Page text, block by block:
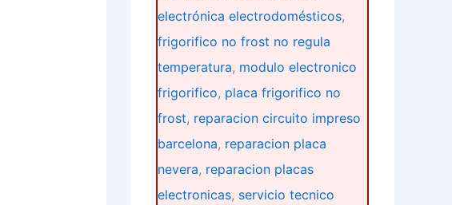
electrónica electrodomésticos,
frigorifico no frost no regula
temperatura, modulo electronico
frigorifico, placa frigorifico no
frost, reparacion circuito impreso
barcelona, reparacion placa
nevera, reparacion placas
electronicas, servicio tecnico